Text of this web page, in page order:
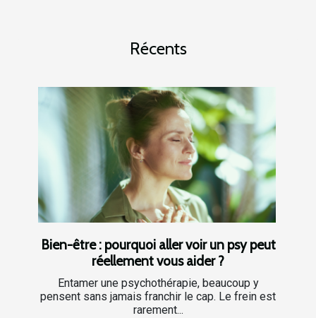
Récents
Bien-être : pourquoi aller voir un psy peut
réellement vous aider ?
Entamer une psychothérapie, beaucoup y
pensent sans jamais franchir le cap. Le frein est
rarement...